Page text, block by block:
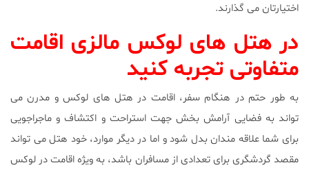
اختیارتان می گذارند.
در هتل های لوکس مالزی اقامت
متفاوتی تجربه کنید
به طور حتم در هنگام سفر، اقامت در هتل های لوکس و مدرن می
تواند به فضایی آرامش بخش جهت استراحت و اکتشاف و ماجراجویی
برای شما علاقه مندان بدل شود و اما در دیگر موارد، خود هتل می تواند
مقصد گردشگری برای تعدادی از مسافران باشد، به ویژه اقامت در لوکس